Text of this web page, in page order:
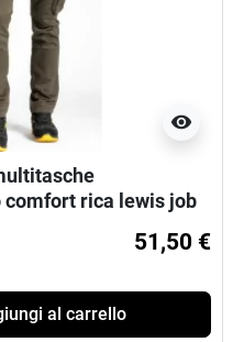
visibility
rica lewis job
51,50 €
al carrello